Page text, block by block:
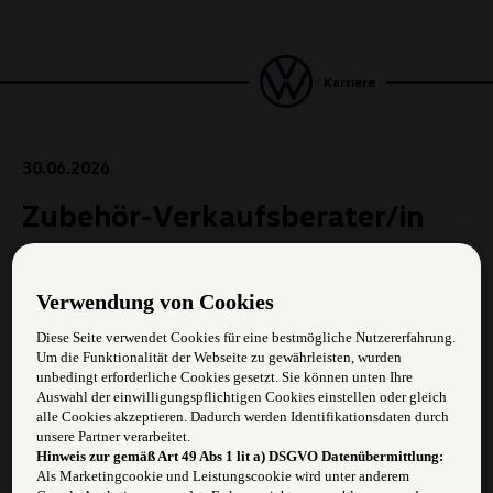
Karriere
30.06.2026
Zubehör-Verkaufsberater/in
Begeisterung für das Zubehörgeschäft
Erfahrung im Verkauf
Anforderungen:
Bereitschaft, in einem dynamischen Team zu
Verwendung von Cookies
Diese Seite verwendet Cookies für eine bestmögliche Nutzererfahrung.
Um die Funktionalität der Webseite zu gewährleisten, wurden
unbedingt erforderliche Cookies gesetzt. Sie können unten Ihre
Auswahl der einwilligungspflichtigen Cookies einstellen oder gleich
alle Cookies akzeptieren. Dadurch werden Identifikationsdaten durch
unsere Partner verarbeitet.
Hinweis zur gemäß Art 49 Abs 1 lit a) DSGVO Datenübermittlung:
Als Marketingcookie und Leistungscookie wird unter anderem